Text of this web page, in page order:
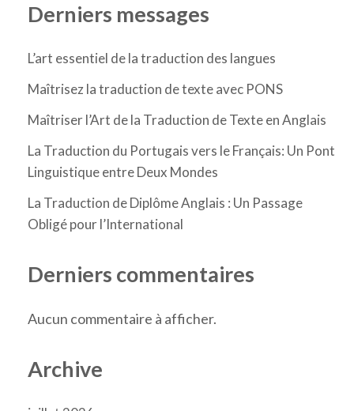
Derniers messages
L’art essentiel de la traduction des langues
Maîtrisez la traduction de texte avec PONS
Maîtriser l’Art de la Traduction de Texte en Anglais
La Traduction du Portugais vers le Français: Un Pont
Linguistique entre Deux Mondes
La Traduction de Diplôme Anglais : Un Passage
Obligé pour l’International
Derniers commentaires
Aucun commentaire à afficher.
Archive